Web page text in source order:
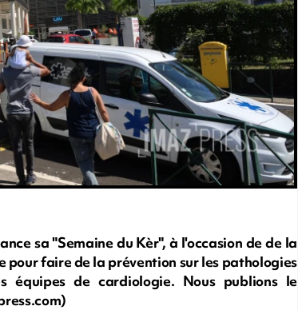
sa "Semaine du Kèr", à l'occasion de de la
faire de la prévention sur les pathologies
équipes de cardiologie. Nous publions le